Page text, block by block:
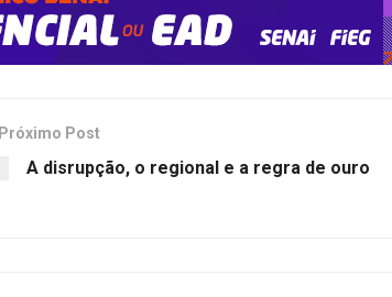
Próximo Post
A disrupção, o regional e a regra de ouro